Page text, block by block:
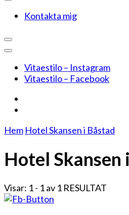
Kontakta mig
Vitaestilo – Instagram
Vitaestilo – Facebook
Hem Hotel Skansen i Båstad
Hotel Skansen
Visar: 1 - 1 av 1 RESULTAT